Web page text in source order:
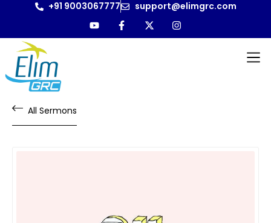
+91 9003067777 support@elimgrc.com
All Sermons